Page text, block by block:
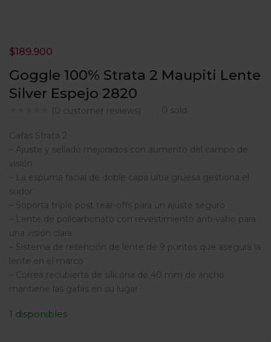
Goggle 100% Strata 2 Maupiti Lente
Silver Espejo 2820
(0 customer reviews) 0 sold
$189.900
Gafas Strata 2
– Ajuste y sellado mejorados con aumento del campo de
visión
– La espuma facial de doble capa ultra gruesa gestiona el
sudor
– Soporta triple post tear-offs para un ajuste seguro
– Lente de policarbonato con revestimiento anti-vaho para
una visión clara
– Sistema de retención de lente de 9 puntos que asegura la
lente en el marco
– Correa recubierta de silicona de 40 mm de ancho
mantiene las gafas en su lugar
1 disponibles